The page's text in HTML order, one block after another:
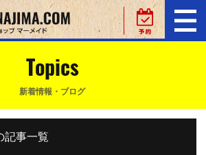
Topics
新着情報・ブログ
記事一覧